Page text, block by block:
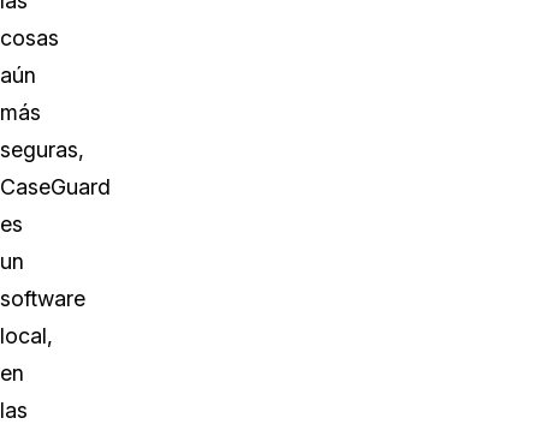
cosas
aún
más
seguras,
CaseGuard
es
un
software
local,
en
las